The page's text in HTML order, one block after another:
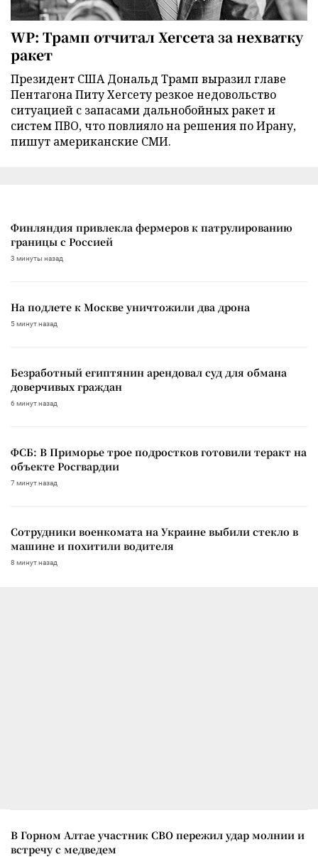
WP: Трамп отчитал Хегсета за нехватку
ракет
Президент США Дональд Трамп выразил главе
Пентагона Питу Хегсету резкое недовольство
ситуацией с запасами дальнобойных ракет и
систем ПВО, что повлияло на решения по Ирану,
пишут американские СМИ.
Финляндия привлекла фермеров к патрулированию
границы с Россией
3 минуты назад
На подлете к Москве уничтожили два дрона
5 минут назад
Безработный египтянин арендовал суд для обмана
доверчивых граждан
6 минут назад
ФСБ: В Приморье трое подростков готовили теракт на
объекте Росгвардии
7 минут назад
Сотрудники военкомата на Украине выбили стекло в
машине и похитили водителя
8 минут назад
В Горном Алтае участник СВО пережил удар молнии и
встречу с медведем